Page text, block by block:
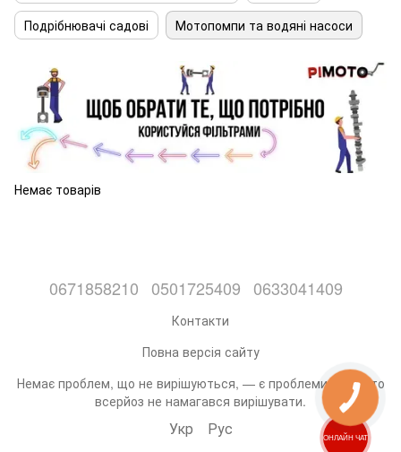
Подрібнювачі садові
Мотопомпи та водяні насоси
Немає товарів
0671858210 0501725409 0633041409
Контакти
Повна версія сайту
Немає проблем, що не вирішуються, — є проблеми, які ніхто
всерйоз не намагався вирішувати.
Укр Рус ОНЛАЙН ЧАТ